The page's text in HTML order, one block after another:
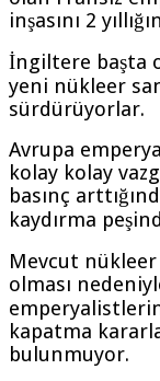
inşasını 2
İngiltere başta
yeni nükleer
sürdürüyorlar.
Avrupa
kolay kolay
basınç
kaydırma
Mevcut
olması
kapatma
bulunmuyor.